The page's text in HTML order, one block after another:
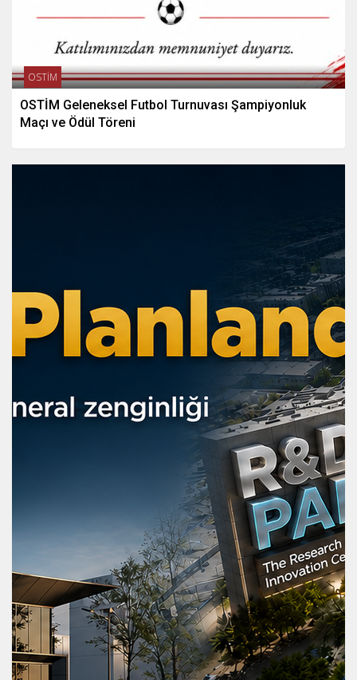
OSTİM
OSTİM Geleneksel Futbol Turnuvası Şampiyonluk
Maçı ve Ödül Töreni